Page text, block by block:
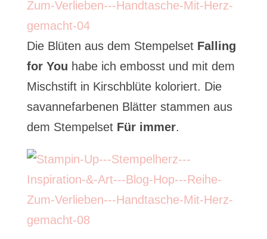
Die Blüten aus dem Stempelset Falling
for You habe ich embosst und mit dem
Mischstift in Kirschblüte koloriert. Die
savannefarbenen Blätter stammen aus
dem Stempelset Für immer.